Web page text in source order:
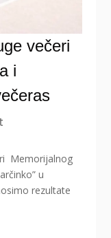
večeri
i
Memorijalnog
u
rezultate